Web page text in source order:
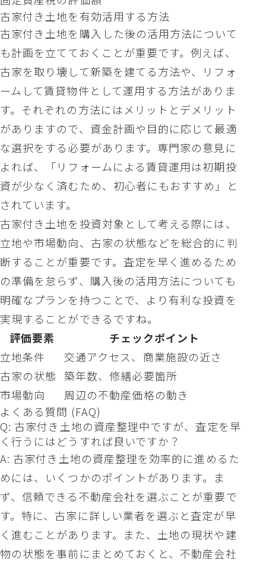
古家付き土地を有効活用する方法
古家付き土地を購入した後の活用方法について
も計画を立てておくことが重要です。例えば、
古家を取り壊して新築を建てる方法や、リフォ
ームして賃貸物件として運用する方法がありま
す。それぞれの方法にはメリットとデメリット
がありますので、資金計画や目的に応じて最適
な選択をする必要があります。専門家の意見に
よれば、「リフォームによる賃貸運用は初期投
資が少なく済むため、初心者にもおすすめ」と
されています。
古家付き土地を投資対象として考える際には、
立地や市場動向、古家の状態などを総合的に判
断することが重要です。査定を早く進めるため
の準備を怠らず、購入後の活用方法についても
明確なプランを持つことで、より有利な投資を
実現することができるですね。
評価要素
チェックポイント
立地条件
交通アクセス、商業施設の近さ
古家の状態
築年数、修繕必要箇所
市場動向
周辺の不動産価格の動き
よくある質問 (FAQ)
Q: 古家付き土地の資産整理中ですが、査定を早
く行うにはどうすれば良いですか？
A: 古家付き土地の資産整理を効率的に進めるた
めには、いくつかのポイントがあります。ま
ず、信頼できる不動産会社を選ぶことが重要で
す。特に、古家に詳しい業者を選ぶと査定が早
く進むことがあります。また、土地の現状や建
物の状態を事前にまとめておくと、不動産会社